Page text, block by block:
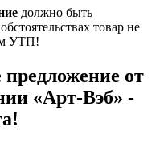
должно быть
товар не
УТП!
предложение от
«Арт-Вэб» -